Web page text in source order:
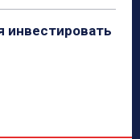
инвестировать